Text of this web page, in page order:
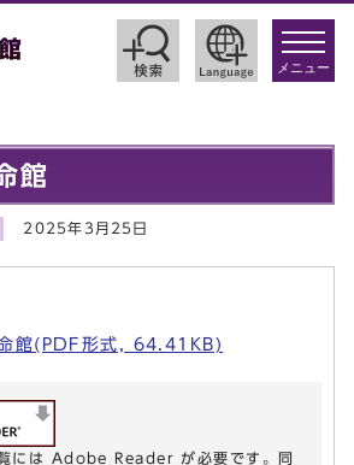
toggle
メニュー
館
2025年3月25日
館(PDF形式, 64.41KB)
には Adobe Reader が必要です。同